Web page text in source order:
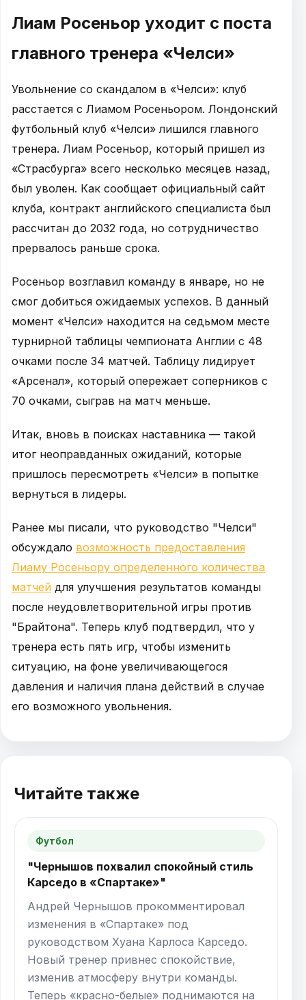
Лиам Росеньор уходит с поста
главного тренера «Челси»
Увольнение со скандалом в «Челси»: клуб
расстается с Лиамом Росеньором. Лондонский
футбольный клуб «Челси» лишился главного
тренера. Лиам Росеньор, который пришел из
«Страсбурга» всего несколько месяцев назад,
был уволен. Как сообщает официальный сайт
клуба, контракт английского специалиста был
рассчитан до 2032 года, но сотрудничество
прервалось раньше срока.
Росеньор возглавил команду в январе, но не
смог добиться ожидаемых успехов. В данный
момент «Челси» находится на седьмом месте
турнирной таблицы чемпионата Англии с 48
очками после 34 матчей. Таблицу лидирует
«Арсенал», который опережает соперников с
70 очками, сыграв на матч меньше.
Итак, вновь в поисках наставника — такой
итог неоправданных ожиданий, которые
пришлось пересмотреть «Челси» в попытке
вернуться в лидеры.
Ранее мы писали, что руководство "Челси"
обсуждало возможность предоставления
Лиаму Росеньору определенного количества
матчей для улучшения результатов команды
после неудовлетворительной игры против
"Брайтона". Теперь клуб подтвердил, что у
тренера есть пять игр, чтобы изменить
ситуацию, на фоне увеличивающегося
давления и наличия плана действий в случае
его возможного увольнения.
Читайте также
Футбол
"Чернышов похвалил спокойный стиль
Карседо в «Спартаке»"
Андрей Чернышов прокомментировал
изменения в «Спартаке» под
руководством Хуана Карлоса Карседо.
Новый тренер привнес спокойствие,
изменив атмосферу внутри команды.
Теперь «красно-белые» поднимаются на